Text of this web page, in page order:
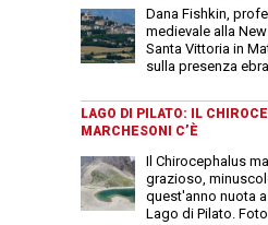
Dana Fishkin,
medievale alla
Santa Vittoria in
sulla presenza
LAGO DI PILATO: IL
MARCHESONI C’È
Il Chirocephalus
grazioso,
quest'anno nuota
Lago di Pilato.